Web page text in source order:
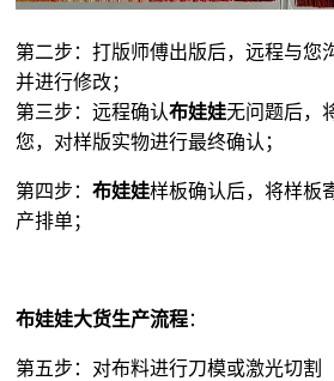
第二步：打版师傅出版后，远程与您
并进行修改；
第三步：远程确认布娃娃无问题后，
您，对样版实物进行最终确认；
第四步：布娃娃样板确认后，将样板
产排单；
布娃娃大货生产流程：
第五步：对布料进行刀模或激光切割